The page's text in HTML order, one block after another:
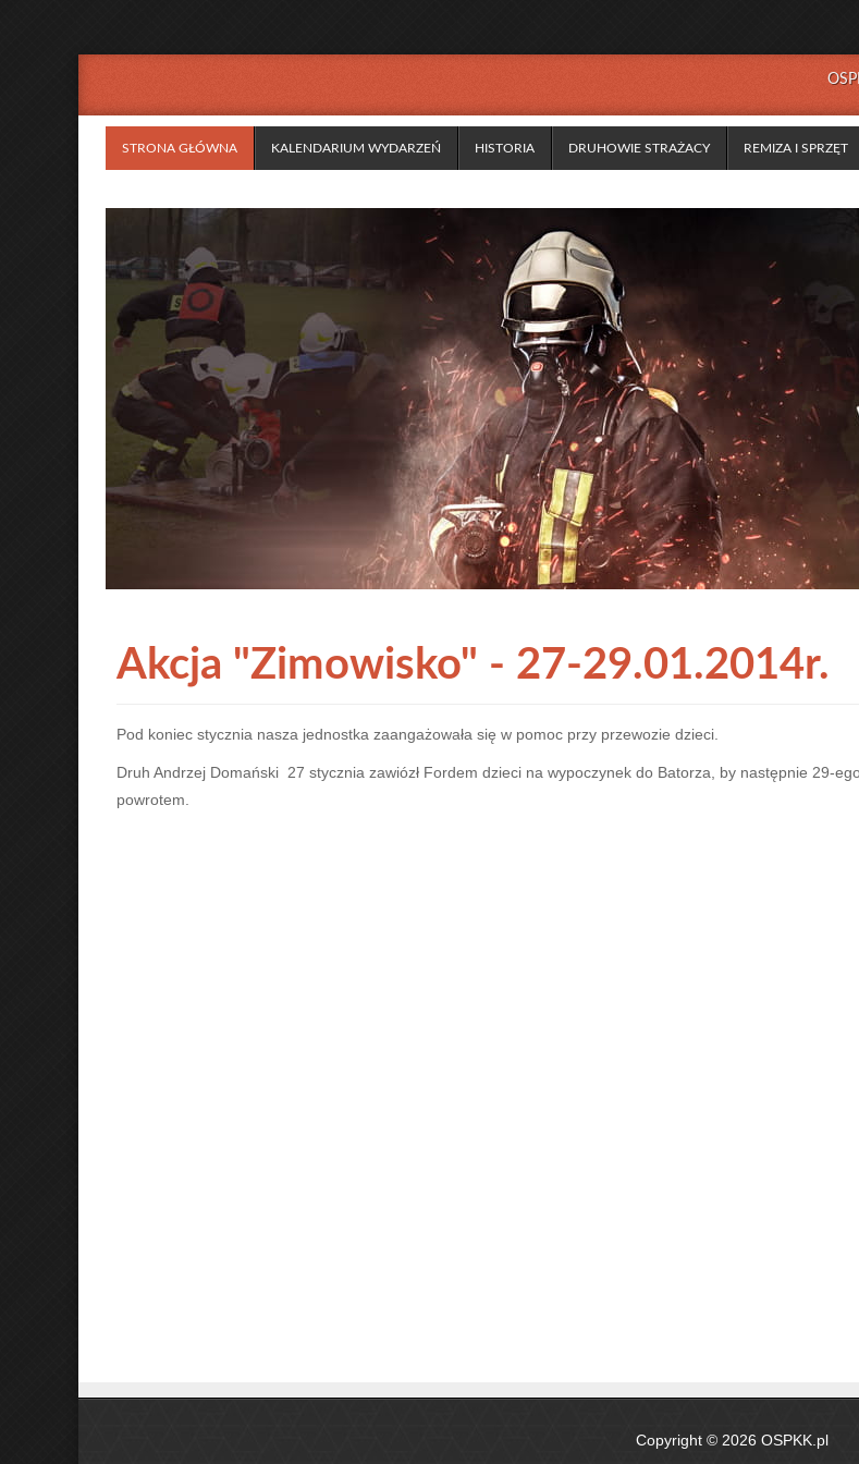
STRONA GŁÓWNA KALENDARIUM WYDARZEŃ HISTORIA DRUHOWIE STRAŻACY REMIZA I SPRZĘT
Akcja "Zimowisko" - 27-29.01.2014r.
Pod koniec stycznia nasza jednostka zaangażowała się w pomoc przy przewozie dzieci.
Druh Andrzej Domański 27 stycznia zawiózł Fordem dzieci na wypoczynek do Batorza, by następnie 29-
powrotem.
Copyright © 2026 OSPKK.pl